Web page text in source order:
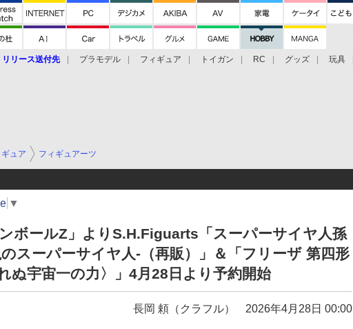
リリース送付先 プラモデル フィギュア トイガン RC グッズ 玩具
ュア フィギュアーツ
▼
ンボールZ」よりS.H.Figuarts「スーパーサイヤ人孫
スーパーサイヤ人-（再販）」＆「フリーザ 第四形
ぬ宇宙一の力〉」4月28日より予約開始
長岡 頼（クラフル） 2026年4月28日 00:00